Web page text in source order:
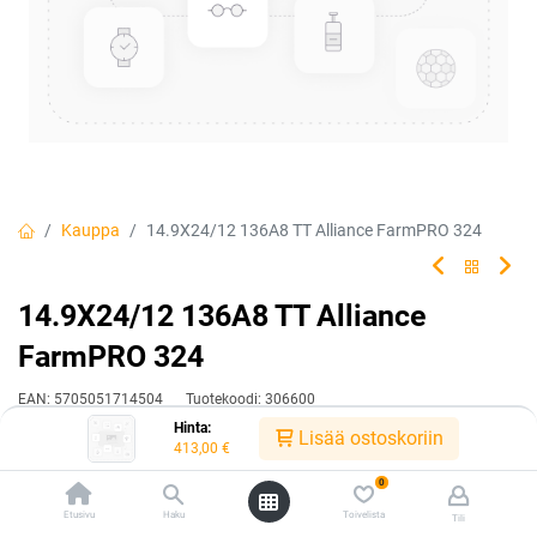
Hinta:
413,00 € Lisää ostoskoriin
Etusivu Haku
0
Toivelista Tili
Kauppa 14.9X24/12 136A8 TT Alliance FarmPRO 324
14.9X24/12 136A8 TT Alliance
FarmPRO 324
EAN: 5705051714504 Tuotekoodi: 306600
Tällä tuotteella ei ole kelvollista yhdistelmää.